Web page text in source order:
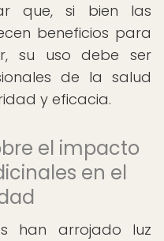
que, si bien las
beneficios para
su uso debe ser
de la salud
y eficacia.
el impacto
en el
han arrojado luz